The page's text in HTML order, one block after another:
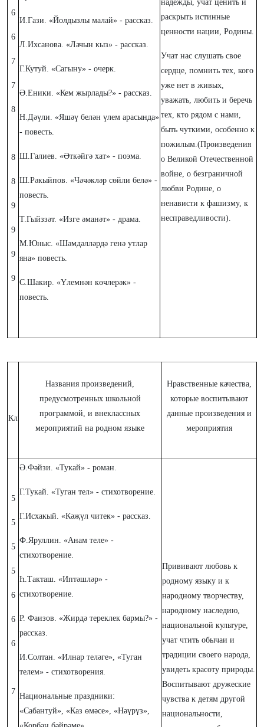
6
6
7
7
8
8
8
9
9
9
9
И.Гази. «Йолдызлы малай» - рассказ.
Л.Ихсанова. «Лачын кыз» - рассказ.
Г.Кутуй. «Сагыну» - очерк.
Ә.Еники. «Кем жырлады?» - рассказ.
Н.Дәүли. «Яшәү белән үлем арасында»
- повесть.
Ш.Галиев. «Әткәйгә хат» - поэма.
Ш.Рәкыйпов. «Чәчәкләр сөйли белә» -
повесть.
Т.Гыйззәт. «Изге әманәт» - драма.
М.Юныс. «Шәмдәлләрдә генә утлар
яна» повесть.
С.Шакир. «Үлемнән көчлерәк» -
повесть.
надежды, учат ценить и
раскрыть истинные
ценности нации, Родины.
Учат нас слушать свое
сердце, помнить тех, кого
уже нет в живых,
уважать, любить и беречь
тех, кто рядом с нами,
быть чуткими, особенно к
пожилым.(Произведения
о Великой Отечественной
войне, о безграничной
любви Родине, о
ненависти к фашизму, к
несправедливости).
Кл
Названия произведений,
предусмотренных школьной
программой, и внеклассных
мероприятий на родном языке
Нравственные качества,
которые воспитывают
данные произведения и
мероприятия
5
5
5
5
6
6
6
7
Ә.Фәйзи. «Тукай» - роман.
Г.Тукай. «Туган тел» - стихотворение.
Г.Исхакый. «Кәҗүл читек» - рассказ.
Ф.Яруллин. «Анам теле» -
стихотворение.
Һ.Такташ. «Иптәшләр» -
стихотворение.
Р. Фаизов. «Жирдә тереклек бармы?» -
рассказ.
И.Солтан. «Илнар теләге», «Туган
телем» - стихотворения.
Национальные праздники:
«Сабантуй», «Каз өмәсе», «Нәүрүз»,
Прививают любовь к
родному языку и к
народному творчеству,
народному наследию,
национальной культуре,
учат чтить обычаи и
традиции своего народа,
увидеть красоту природы.
Воспитывают дружеские
чувства к детям другой
национальности,